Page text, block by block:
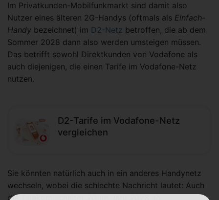
Im Privatkunden-Mobilfunkmarkt sind damit also
Nutzer eines älteren 2G-Handys (oftmals als Einfach-
Handy bezeichnet) im D2-Netz betroffen, die ab dem
Sommer 2028 dann also werden umsteigen müssen.
Das betrifft sowohl Direktkunden von Vodafone als
auch diejenigen, die einen Tarife im Vodafone-Netz
nutzen.
D2-Tarife im Vodafone-Netz
vergleichen
Sie könnten natürlich auch in ein anderes Handynetz
wechseln, wobei die schlechte Nachricht lautet: Auch
die